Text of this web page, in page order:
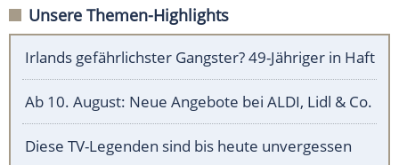
Unsere Themen-Highlights
Irlands gefährlichster Gangster? 49-Jähriger in Haft
Ab 10. August: Neue Angebote bei ALDI, Lidl & Co.
Diese TV-Legenden sind bis heute unvergessen